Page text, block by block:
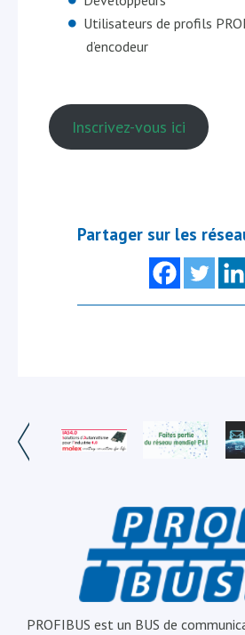
Utilisateurs de profils
d’encodeur
Inscrivez-vous ici
Partager sur les
PROFIBUS est un BUS de